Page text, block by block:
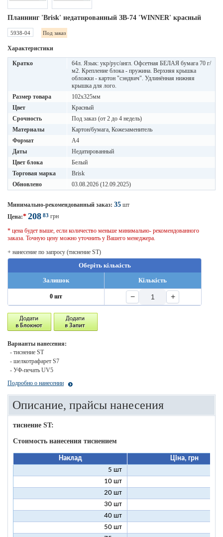
Планнинг 'Brisk' недатированный ЗВ-74 'WINNER' красный
5938-04 Под заказ
Характеристики
Кратко
64л. Язык: укр/рус/англ. Офсетная БЕЛАЯ бумага 70 г/
м2. Крепление блока - пружина. Верхняя крышка
обложки - картон "сэндвич". Удлинённая нижняя
крышка для лого.
Размер товара
102х325мм
Цвет
Красный
Срочность
Под заказ (от 2 до 4 недель)
Материалы
Картон/бумага, Кожезаменитель
Формат
A4
Даты
Недатированный
Цвет блока
Белый
Торговая марка
Brisk
Обновлено
03.08.2026 (12.09.2025)
Минимально-рекомендованный заказ: 35 шт
Цена:* 208 83 грн
* цена будет выше, если количество меньше минимально- рекомендованного
заказа. Точную цену можно уточнить у Вашего менеджера.
+ нанесение по запросу (тиснение ST)
Оберіть кількість
Залишок
Кількість
0 шт − +
Варианты нанесения:
- тиснение ST
- шелкотрафарет S7
- УФ-печать UV5
Подробно о нанесении
Описание, прайсы нанесения
тиснение ST:
Стоимость нанесения тиснением
Наклад
Ціна, грн
5 шт
10 шт
20 шт
30 шт
40 шт
50 шт